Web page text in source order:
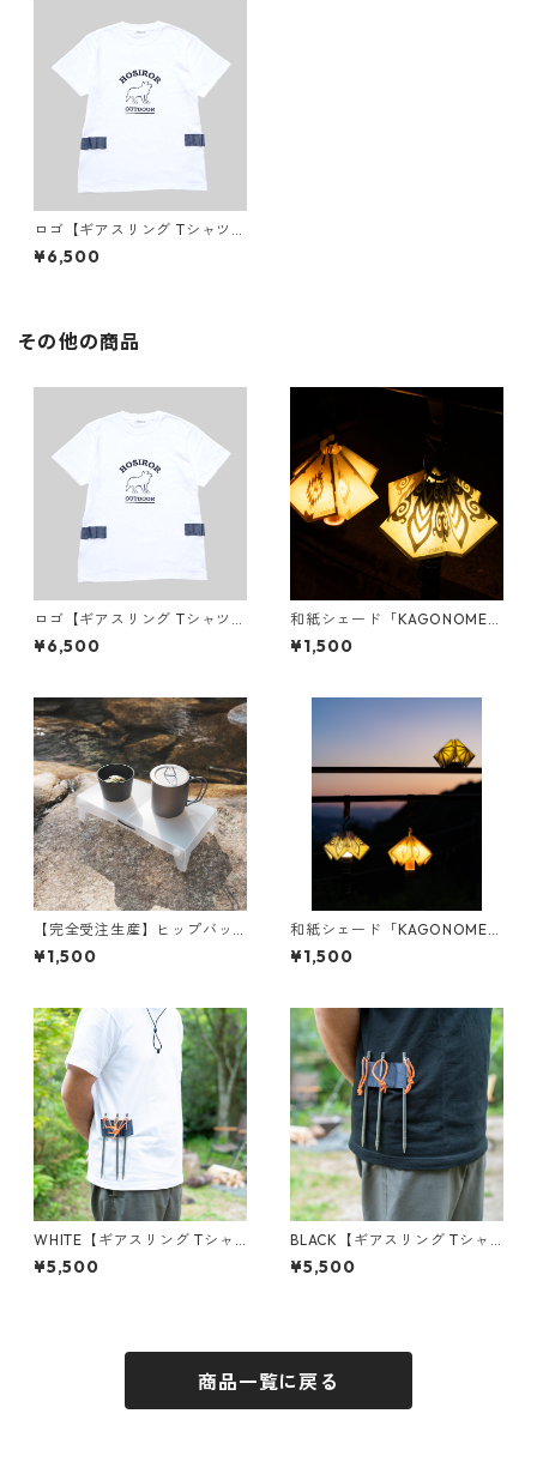
ロゴ【ギアスリング Tシャツ】
GearSling T-shirts
¥6,500
その他の商品
ロゴ【ギアスリング Tシャツ】
GearSling T-shirts
¥6,500
和紙シェード「KAGONOME」
FLORA
¥1,500
【完全受注生産】ヒップバッ
グ用ミニテーブル「U-TABL
E」
¥1,500
和紙シェード「KAGONOME」
WAGARA
¥1,500
WHITE【ギアスリング Tシャ
ツ】GearSling T-shirts
¥5,500
BLACK【ギアスリング Tシャ
ツ】GearSling T-shirts
¥5,500
商品一覧に戻る